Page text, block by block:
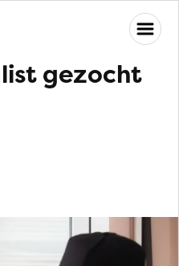
gezocht